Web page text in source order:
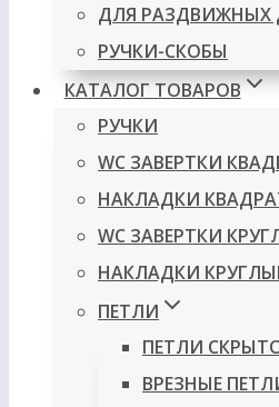
ДЛЯ РАЗДВИЖНЫХ
РУЧКИ-СКОБЫ
КАТАЛОГ ТОВАРОВ
РУЧКИ
WC ЗАВЕРТКИ
НАКЛАДКИ
WC ЗАВЕРТКИ
НАКЛАДКИ
ПЕТЛИ
ПЕТЛИ
ВРЕЗНЫЕ